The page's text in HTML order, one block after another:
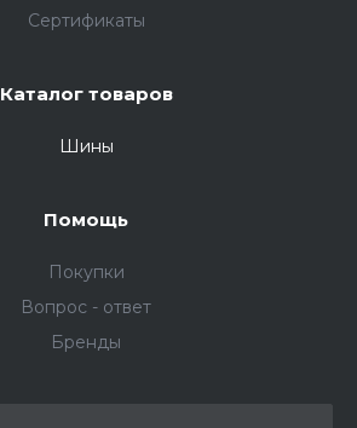
Сертификаты
Каталог товаров
Шины
Помощь
Покупки
Вопрос - ответ
Бренды